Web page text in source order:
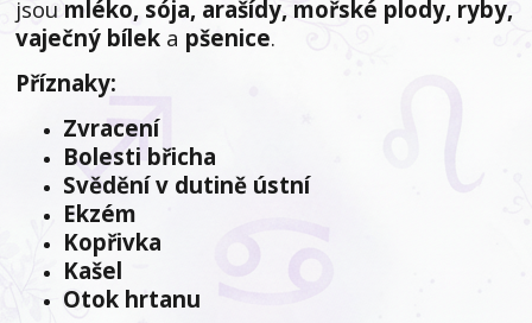
jsou mléko, sója, arašídy, mořské plody, ryby,
vaječný bílek a pšenice.
Příznaky:
Zvracení
Bolesti břicha
Svědění v dutině ústní
Ekzém
Kopřivka
Kašel
Otok hrtanu